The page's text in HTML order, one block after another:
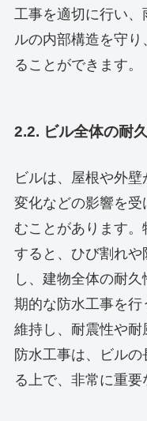
工事を適切に行い
ルの内部構造を守
ることができます。
2.2. ビル全体の耐
ビルは、屋根や外
変化などの影響を
むことがあります
すると、ひび割れ
し、建物全体の耐
期的な防水工事を
維持し、耐震性や耐
防水工事は、ビルの
る上で、非常に重要